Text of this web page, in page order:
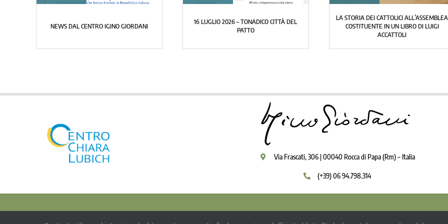
PATTO
LA STORIA DEI CATTOLICI ALL’ASSEMBLEA
COSTITUENTE IN UN LIBRO DI LUIGI
ACCATTOLI
TIVOLI: EDIZIONE 2026 DEL PREMIO IGINO
GIORDANI
Via Frascati, 306 | 00040 Rocca di Papa (Rm) – Italia
(+39) 06 94.798.314